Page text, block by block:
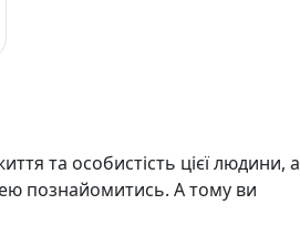
та особистість цієї людини, а
познайомитись. А тому ви